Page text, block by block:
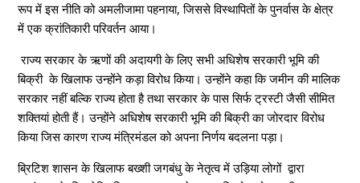
रूप में इस नीति को अमलीजामा पहनाया, जिससे विस्थापितों के पुनर्वास के क्षेत्र
में एक क्रांतिकारी परिवर्तन आया।
राज्य सरकार के ऋणों की अदायगी के लिए सभी अधिशेष सरकारी भूमि की
बिक्री के खिलाफ उन्होंने कड़ा विरोध किया। उन्होंने कहा कि जमीन की मालिक
सरकार नहीं बल्कि राज्य होता है तथा सरकार के पास सिर्फ ट्रस्टी जैसी सीमित
शक्तियां होती हैं। उन्होंने अधिशेष सरकारी भूमि की बिक्री का जोरदार विरोध
किया जिस कारण राज्य मंत्रिमंडल को अपना निर्णय बदलना पड़ा।
ब्रिटिश शासन के खिलाफ बख्शी जगबंधु के नेतृत्व में उड़िया लोगों द्वारा